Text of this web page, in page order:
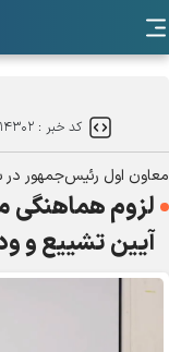
کد خبر :
معاون اول رئیس‌جمهور در
لزوم هماهنگی
آیین تشییع و